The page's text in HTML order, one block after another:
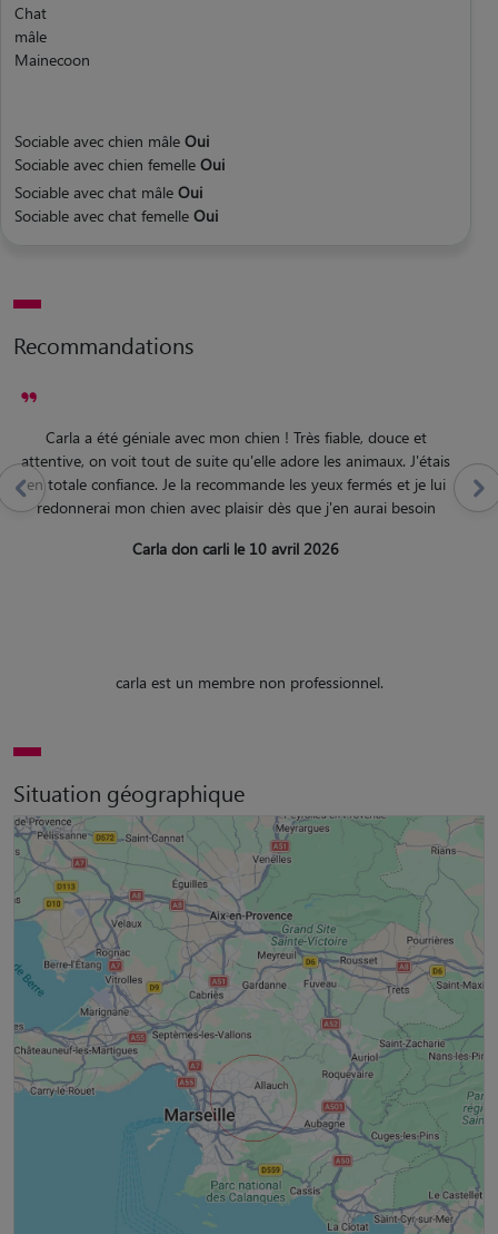
Chat
mâle
Mainecoon
Sociable avec chien mâle Oui
Sociable avec chien femelle Oui
Sociable avec chat mâle Oui
Sociable avec chat femelle Oui
Recommandations
Carla a été géniale avec mon chien ! Très fiable, douce et
attentive, on voit tout de suite qu'elle adore les animaux. J'étais
en totale confiance. Je la recommande les yeux fermés et je lui
redonnerai mon chien avec plaisir dès que j'en aurai besoin
Carla don carli le 10 avril 2026
carla est un membre non professionnel.
Situation géographique